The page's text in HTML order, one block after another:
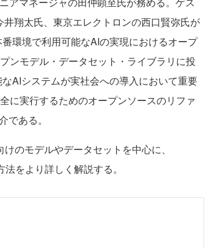
翔太氏、東京エレクトロンの西口賢弥氏が
環境で利用可能なAIの実現におけるオープ
ンモデル・データセット・ライブラリに投
AIシステムが実社会への導入において重要
に実行するためのオープンソースのリファ
ある。
のモデルやデータセットを中心に、
をより詳しく解説する。